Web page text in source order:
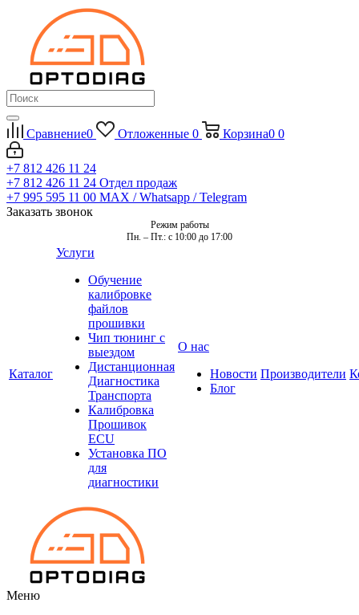
Сравнение0 Отложенные 0 Корзина0 0
+7 812 426 11 24
+7 812 426 11 24 Отдел продаж
+7 995 595 11 00 MAX / Whatsapp / Telegram
Заказать звонок
Режим работы
Пн. – Пт.: с 10:00 до 17:00
Каталог
Услуги
Обучение
калибровке
файлов
прошивки
Чип тюнинг с
выездом
Дистанционная
Диагностика
Транспорта
Калибровка
Прошивок
ECU
Установка ПО
для
диагностики
О нас
Новости
Блог
Производители
Меню